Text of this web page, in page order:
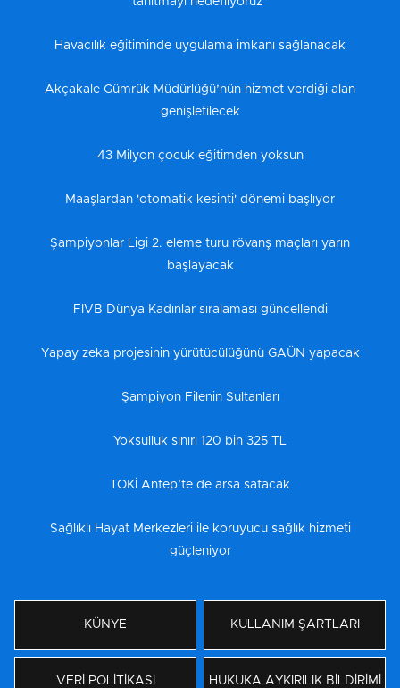
Havacılık eğitiminde uygulama imkanı sağlanacak
Akçakale Gümrük Müdürlüğü’nün hizmet verdiği alan
genişletilecek
43 Milyon çocuk eğitimden yoksun
Maaşlardan 'otomatik kesinti' dönemi başlıyor
Şampiyonlar Ligi 2. eleme turu rövanş maçları yarın
başlayacak
FIVB Dünya Kadınlar sıralaması güncellendi
Yapay zeka projesinin yürütücülüğünü GAÜN yapacak
Şampiyon Filenin Sultanları
Yoksulluk sınırı 120 bin 325 TL
TOKİ Antep’te de arsa satacak
Sağlıklı Hayat Merkezleri ile koruyucu sağlık hizmeti
güçleniyor
KÜNYE KULLANIM ŞARTLARI
VERİ POLİTİKASI HUKUKA AYKIRILIK BİLDİRİMİ